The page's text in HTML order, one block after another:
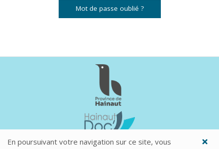
En poursuivant votre navigation sur ce site, vous
Mot de passe oublié ?